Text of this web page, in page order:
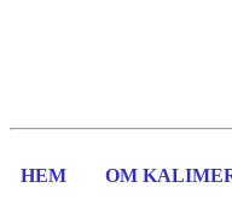
HEM OM